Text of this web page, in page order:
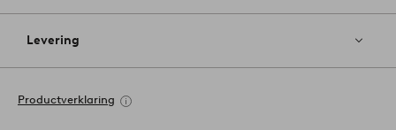
Levering
Productverklaring